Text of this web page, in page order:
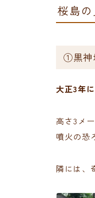
桜島
①黒神
大正3年
高さ3メ
噴火の恐
隣には、